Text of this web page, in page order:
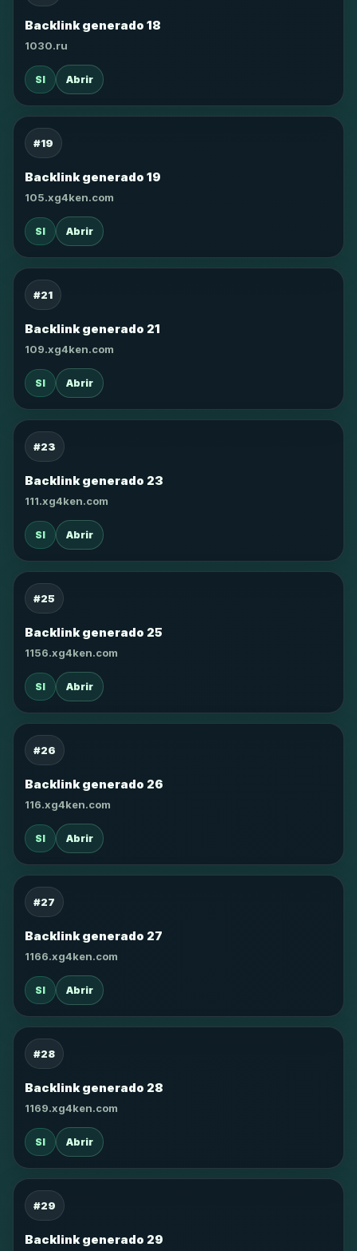
Backlink generado 18
1030.ru
SI Abrir
#19
Backlink generado 19
105.xg4ken.com
SI Abrir
#21
Backlink generado 21
109.xg4ken.com
SI Abrir
#23
Backlink generado 23
111.xg4ken.com
SI Abrir
#25
Backlink generado 25
1156.xg4ken.com
SI Abrir
#26
Backlink generado 26
116.xg4ken.com
SI Abrir
#27
Backlink generado 27
1166.xg4ken.com
SI Abrir
#28
Backlink generado 28
1169.xg4ken.com
SI Abrir
#29
Backlink generado 29